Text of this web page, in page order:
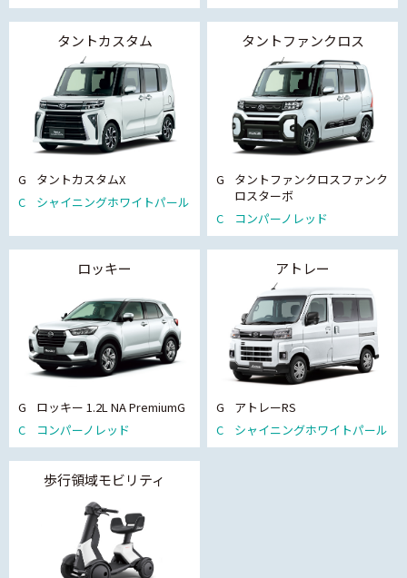
タントカスタム
G
タントカスタムX
C
シャイニングホワイトパール
タントファンクロス
G
タントファンクロスファンク
ロスターボ
C
コンパーノレッド
ロッキー
G
ロッキー 1.2L NA PremiumG
C
コンパーノレッド
アトレー
G
アトレーRS
C
シャイニングホワイトパール
歩行領域モビリティ